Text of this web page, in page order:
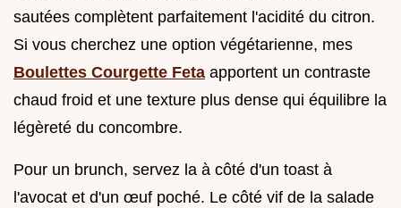
sautées complètent parfaitement l'acidité du citron.
Si vous cherchez une option végétarienne, mes
Boulettes Courgette Feta apportent un contraste
chaud froid et une texture plus dense qui équilibre la
légèreté du concombre.
Pour un brunch, servez la à côté d'un toast à
l'avocat et d'un œuf poché. Le côté vif de la salade